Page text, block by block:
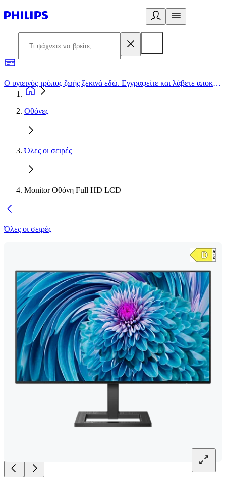
Ο υγιεινός τρόπος ζωής ξεκινά εδώ. Εγγραφείτε και λάβετε αποκλειστικές προσφορές
Οθόνες
Όλες οι σειρές
Monitor Οθόνη Full HD LCD
Όλες οι σειρές